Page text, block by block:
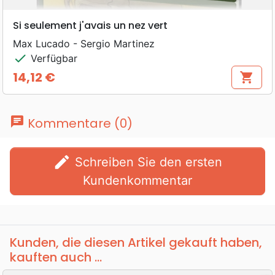
Si seulement j'avais un nez vert
Max Lucado - Sergio Martinez
check Verfügbar
Preis
14,12 € shopping_cart
chat Kommentare (0)
edit
Kundenkommentar
Kunden, die diesen Artikel gekauft haben,
kauften auch ...